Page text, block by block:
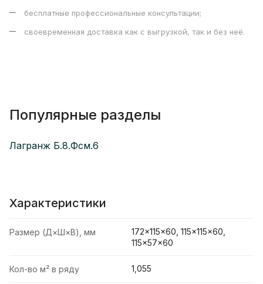
бесплатные профессиональные консультации;
своевременная доставка как с выгрузкой, так и без неё.
Популярные разделы
Лагранж Б.8.Фсм.6
Характеристики
Размер (Д×Ш×В), мм
172×115×60, 115×115×60,
115×57×60
Кол-во м² в ряду 1,055